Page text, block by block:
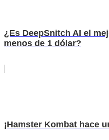
¿Es DeepSnitch AI el
menos de 1 dólar?
¡Hamster Kombat hace